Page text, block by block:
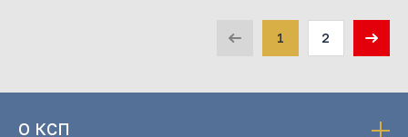
1 2
О КСП